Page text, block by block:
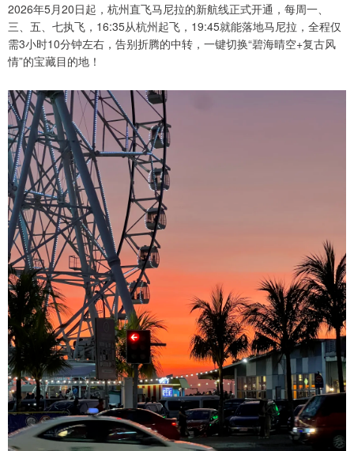
2026年5月20日起，杭州直飞马尼拉的新航线正式开通，每周一、
三、五、七执飞，16:35从杭州起飞，19:45就能落地马尼拉，全程仅
需3小时10分钟左右，告别折腾的中转，一键切换“碧海晴空+复古风
情”的宝藏目的地！